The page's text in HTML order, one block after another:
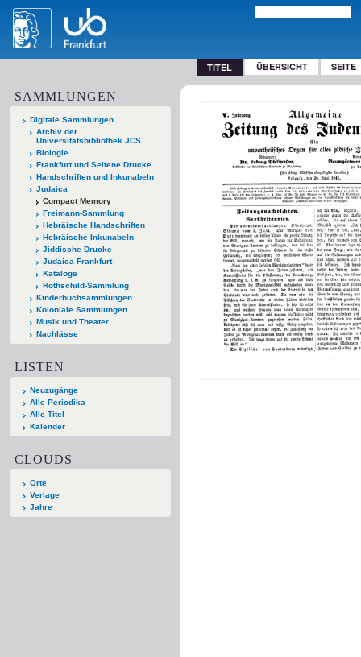
TITEL ÜBERSICHT SEITE
SAMMLUNGEN
Digitale Sammlungen
Archiv der
Universitätsbibliothek JCS
Biologie
Frankfurt und Seltene Drucke
Handschriften und Inkunabeln
Judaica
Compact Memory
Freimann-Sammlung
Hebräische Handschriften
Hebräische Inkunabeln
Jiddische Drucke
Judaica Frankfurt
Kataloge
Rothschild-Sammlung
Kinderbuchsammlungen
Koloniale Sammlungen
Musik und Theater
Nachlässe
LISTEN
Neuzugänge
Alle Periodika
Alle Titel
Kalender
CLOUDS
Orte
Verlage
Jahre